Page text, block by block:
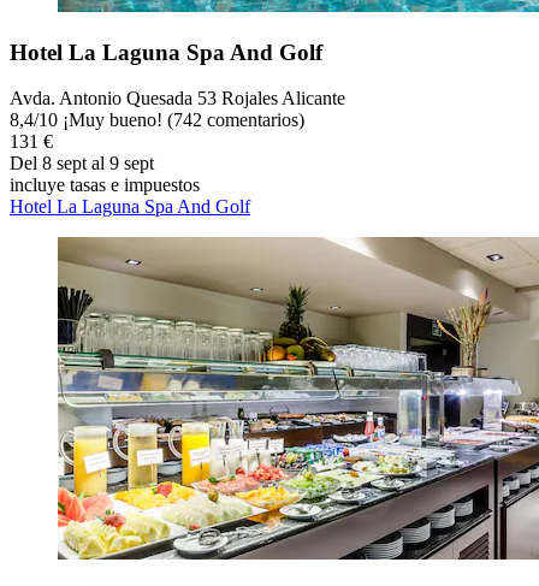
Hotel La Laguna Spa And Golf
Avda. Antonio Quesada 53 Rojales Alicante
8,4/10 ¡Muy bueno! (742 comentarios)
131 €
Del 8 sept al 9 sept
incluye tasas e impuestos
Hotel La Laguna Spa And Golf